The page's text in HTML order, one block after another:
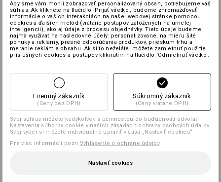
Aby sme vám mohli zobrazovať personalizovaný obsah, potrebujeme váš
súhlas. Ak kliknete na tlačidlo 'Prijať všetko', budeme zhromažďovať
informácie o vašich interakciách na našej webovej stránke pomocou
cookies a ďalších metód (vrátane postupov založených na umelej
inteligencii), ako aj údaje z procesu objednávky. Tieto údaje budeme
najmä využívať na nasledovné účely: personalizované, na mieru šité
ponuky a reklamy, presné odporúčania produktov, prieskum trhu a
meranie reklám a obsahu. Ak si to neželáte, môžete zamietnuť použitie
príslušných cookies a postupov kliknutím na tlačidlo 'Odmietnuť všetko'.
Firemný zákazník
(Ceny bez DPH)
Súkromný zákazník
(Ceny vrátane DPH)
Svoj súhlas môžete kedykoľvek s účinnosťou do budúcnosti odvolať
Nastavenia súborov cookie v našich zásadách ochrany osobných údajov.
Svoj výber si môžete individuálne upraviť v časti „Nastaviť cookies“.
Pre viac informácií pozri Vyhlásenie o ochrane údajov.
Nastaviť cookies